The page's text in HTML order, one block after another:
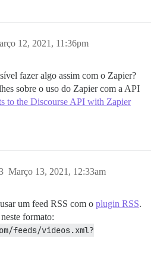
12, 2021, 11:36pm
fazer algo assim com o Zapier?
sobre o uso do Zapier com a API
to the Discourse API with Zapier
Março 13, 2021, 12:33am
um feed RSS com o plugin RSS.
formato:
feeds/videos.xml?